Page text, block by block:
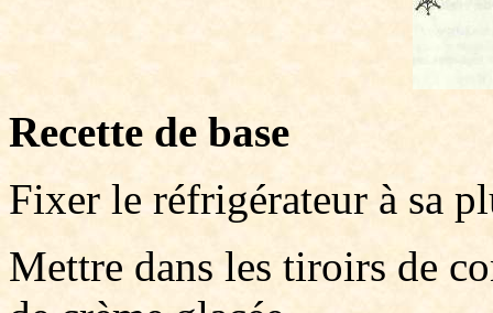
Recette de base
Fixer le réfrigérateur à sa
Mettre dans les tiroirs de